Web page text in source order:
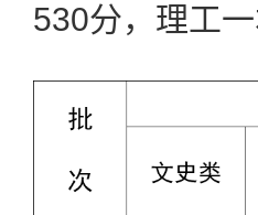
530分，理工